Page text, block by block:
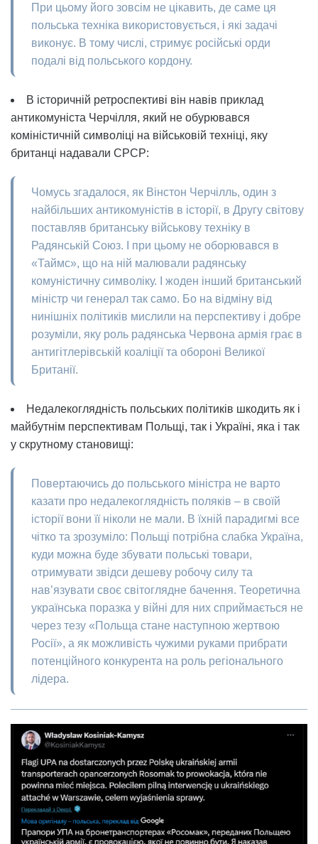
При цьому його зовсім не цікавить, де саме ця
польська техніка використовується, і які задачі
виконує. В тому числі, стримує російські орди
подалі від польського кордону.
В історичній ретроспективі він навів приклад
антикомуніста Черчілля, який не обурювався
коміністичній символіці на військовій техніці, яку
британці надавали СРСР:
Чомусь згадалося, як Вінстон Черчілль, один з
найбільших антикомуністів в історії, в Другу світову
поставляв британську військову техніку в
Радянській Союз. І при цьому не оборювався в
«Таймс», що на ній малювали радянську
комуністичну символіку. І жоден інший британський
міністр чи генерал так само. Бо на відміну від
нинішніх політиків мислили на перспективу і добре
розуміли, яку роль радянська Червона армія грає в
антигітлерівській коаліції та обороні Великої
Британії.
Недалекоглядність польських політиків шкодить як і
майбутнім перспективам Польщі, так і Україні, яка і так
у скрутному становищі:
Повертаючись до польського міністра не варто
казати про недалекоглядність поляків – в своїй
історії вони її ніколи не мали. В їхній парадигмі все
чітко та зрозуміло: Польщі потрібна слабка Україна,
куди можна буде збувати польські товари,
отримувати звідси дешеву робочу силу та
нав’язувати своє світоглядне бачення. Теоретична
українська поразка у війні для них сприймається не
через тезу «Польща стане наступною жертвою
Росії», а як можливість чужими руками прибрати
потенційного конкурента на роль регіонального
лідера.